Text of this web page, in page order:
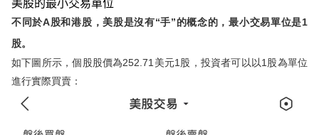
要聞
快訊
美股
港股
新股
美股的最小交易單位
不同於A股和港股，美股是沒有“手”的概念的，最小交易單位是1
股。
如下圖所示，個股股價為252.71美元1股，投資者可以以1股為單位
進行實際買賣：